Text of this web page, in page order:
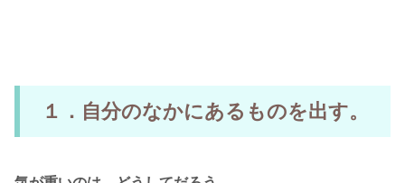
１．自分のなかにあるものを出す。